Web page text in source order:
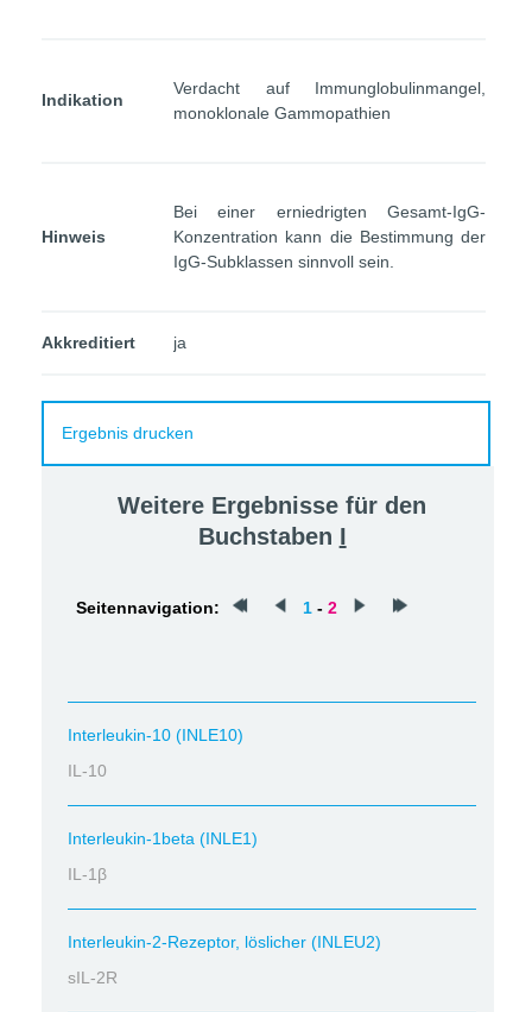
Indikation
Verdacht auf Immunglobulinmangel,
monoklonale Gammopathien
Hinweis
Bei einer erniedrigten Gesamt-IgG-
Konzentration kann die Bestimmung der
IgG-Subklassen sinnvoll sein.
Akkreditiert ja
Ergebnis drucken
Weitere Ergebnisse für den
Buchstaben I
Seitennavigation: 1 - 2
Interleukin-10 (INLE10)
IL-10
Interleukin-1beta (INLE1)
IL-1β
Interleukin-2-Rezeptor, löslicher (INLEU2)
sIL-2R